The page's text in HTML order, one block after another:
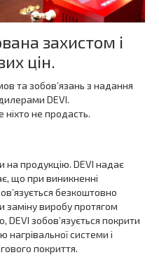
захистом і
цін.
та зобов’язань з надання
DEVI.
не продасть.
на продукцію. DEVI надає
що при виникненні
безкоштовно
виробу протягом
DEVI зобов’язується покрити
нагрівальної системи і
покриття.